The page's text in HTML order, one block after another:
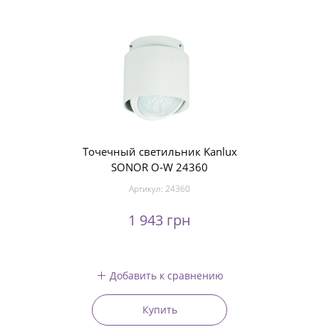
Точечный светильник Kanlux
SONOR O-W 24360
Артикул: 24360
1 943 грн
Добавить к сравнению
Купить